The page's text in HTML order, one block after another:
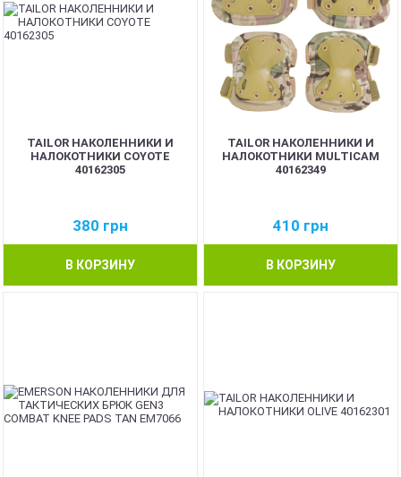
TAILOR НАКОЛЕННИКИ И
НАЛОКОТНИКИ COYOTE
40162305
380 грн
В КОРЗИНУ
TAILOR НАКОЛЕННИКИ И
НАЛОКОТНИКИ MULTICAM
40162349
410 грн
В КОРЗИНУ